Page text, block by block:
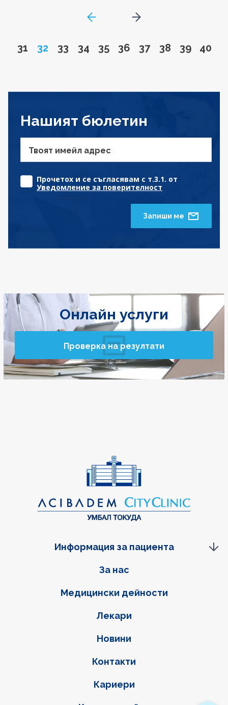
GoToPreviousPage
Go to page
31 Page
32 Go to page
33 Go to page
34 Go to page
35 Go to page
36 Go to page
37 Go to page
38 Go to
39 Go
40
Go to next page
Нашият бюлетин
Твоят имейл адрес
Прочетох и се съгласявам с т.3.1. от
Уведомление за поверителност
Запиши ме
Онлайн услуги
Проверка на резултати
Фуутер навигация
За нас
Медицински дейности
Лекари
Новини
Контакти
Кариери
Информация за пациента